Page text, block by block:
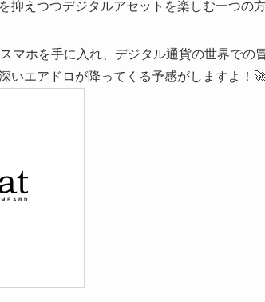
抑えつつデジタルアセットを楽しむ一つの
マホを手に入れ、デジタル通貨の世界での
いエアドロが降ってくる予感がしますよ！